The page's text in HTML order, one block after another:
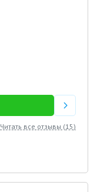
Читать все отзывы (15)